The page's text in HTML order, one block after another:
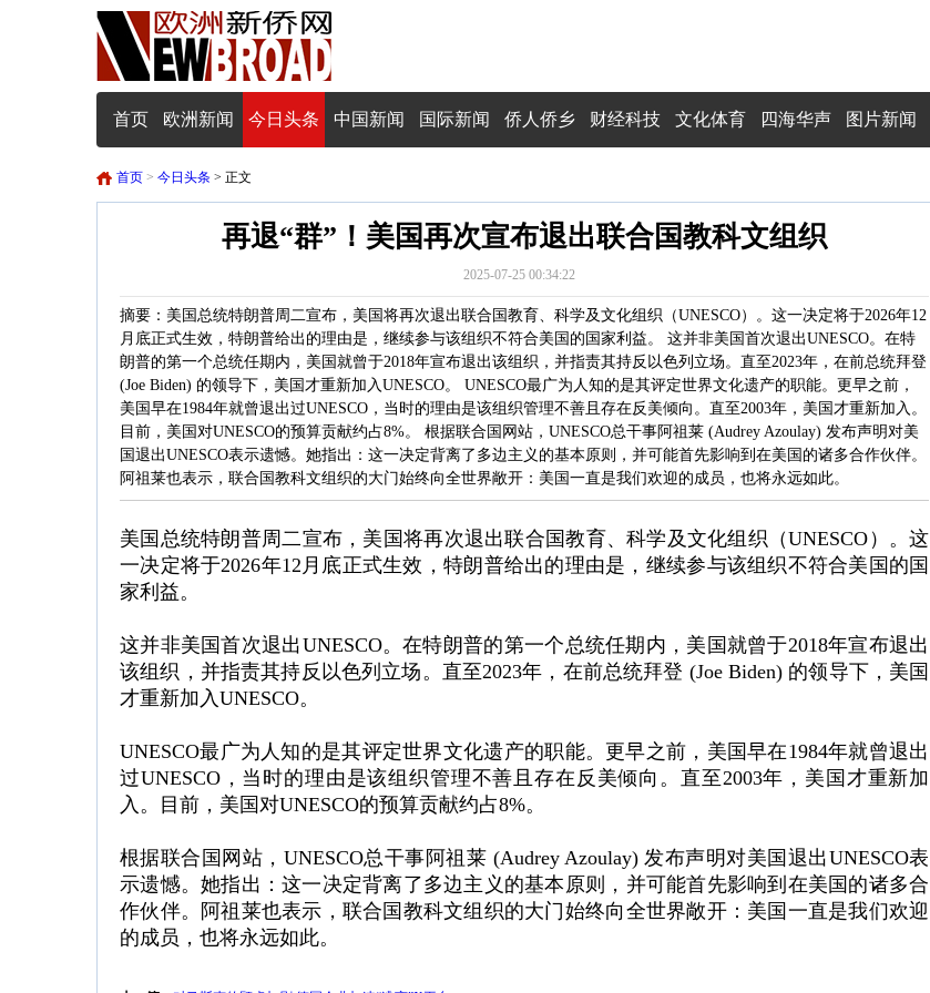
首页 欧洲新闻 今日头条 中国新闻 国际新闻 侨人侨乡 财经科技 文化体育 四海华声 图片新闻
首页 > 今日头条 > 正文
再退“群”！美国再次宣布退出联合国教科文组织
2025-07-25 00:34:22
摘要：美国总统特朗普周二宣布，美国将再次退出联合国教育、科学及文化组织（UNESCO）。这一决定将于2026年12
月底正式生效，特朗普给出的理由是，继续参与该组织不符合美国的国家利益。 这并非美国首次退出UNESCO。在特
朗普的第一个总统任期内，美国就曾于2018年宣布退出该组织，并指责其持反以色列立场。直至2023年，在前总统拜登
(Joe Biden) 的领导下，美国才重新加入UNESCO。 UNESCO最广为人知的是其评定世界文化遗产的职能。更早之前，
美国早在1984年就曾退出过UNESCO，当时的理由是该组织管理不善且存在反美倾向。直至2003年，美国才重新加入。
目前，美国对UNESCO的预算贡献约占8%。 根据联合国网站，UNESCO总干事阿祖莱 (Audrey Azoulay) 发布声明对美
国退出UNESCO表示遗憾。她指出：这一决定背离了多边主义的基本原则，并可能首先影响到在美国的诸多合作伙伴。
阿祖莱也表示，联合国教科文组织的大门始终向全世界敞开：美国一直是我们欢迎的成员，也将永远如此。
美国总统特朗普周二宣布，美国将再次退出联合国教育、科学及文化组织（UNESCO）。这
一决定将于2026年12月底正式生效，特朗普给出的理由是，继续参与该组织不符合美国的国
家利益。
这并非美国首次退出UNESCO。在特朗普的第一个总统任期内，美国就曾于2018年宣布退出
该组织，并指责其持反以色列立场。直至2023年，在前总统拜登 (Joe Biden) 的领导下，美国
才重新加入UNESCO。
UNESCO最广为人知的是其评定世界文化遗产的职能。更早之前，美国早在1984年就曾退出
过UNESCO，当时的理由是该组织管理不善且存在反美倾向。直至2003年，美国才重新加
入。目前，美国对UNESCO的预算贡献约占8%。
根据联合国网站，UNESCO总干事阿祖莱 (Audrey Azoulay) 发布声明对美国退出UNESCO表
示遗憾。她指出：这一决定背离了多边主义的基本原则，并可能首先影响到在美国的诸多合
作伙伴。阿祖莱也表示，联合国教科文组织的大门始终向全世界敞开：美国一直是我们欢迎
的成员，也将永远如此。